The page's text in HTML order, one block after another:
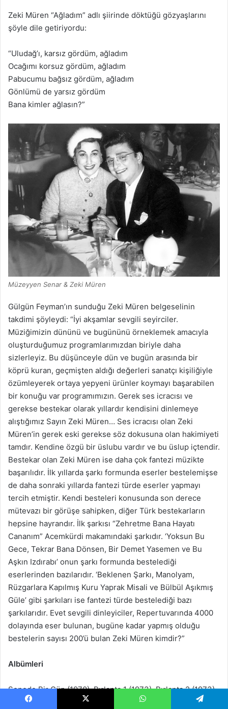
Zeki Müren “Ağladım” adlı şiirinde döktüğü gözyaşlarını
şöyle dile getiriyordu:
“Uludağ’ı, karsız gördüm, ağladım
Ocağımı korsuz gördüm, ağladım
Pabucumu bağsız gördüm, ağladım
Gönlümü de yarsız gördüm
Bana kimler ağlasın?”
Müzeyyen Senar & Zeki Müren
Gülgün Feyman’ın sunduğu Zeki Müren belgeselinin
takdimi şöyleydi: “İyi akşamlar sevgili seyirciler.
Müziğimizin dününü ve bugününü örneklemek amacıyla
oluşturduğumuz programlarımızdan biriyle daha
sizlerleyiz. Bu düşünceyle dün ve bugün arasında bir
köprü kuran, geçmişten aldığı değerleri sanatçı kişiliğiyle
özümleyerek ortaya yepyeni ürünler koymayı başarabilen
bir konuğu var programımızın. Gerek ses icracısı ve
gerekse bestekar olarak yıllardır kendisini dinlemeye
alıştığımız Sayın Zeki Müren… Ses icracısı olan Zeki
Müren’in gerek eski gerekse söz dokusuna olan hakimiyeti
tamdır. Kendine özgü bir üslubu vardır ve bu üslup içtendir.
Bestekar olan Zeki Müren ise daha çok fantezi müzikte
başarılıdır. İlk yıllarda şarkı formunda eserler bestelemişse
de daha sonraki yıllarda fantezi türde eserler yapmayı
tercih etmiştir. Kendi besteleri konusunda son derece
mütevazı bir görüşe sahipken, diğer Türk bestekarların
hepsine hayrandır. İlk şarkısı “Zehretme Bana Hayatı
Cananım” Acemkürdi makamındaki şarkıdır. ‘Yoksun Bu
Gece, Tekrar Bana Dönsen, Bir Demet Yasemen ve Bu
Aşkın Izdırabı’ onun şarkı formunda bestelediği
eserlerinden bazılarıdır. ‘Beklenen Şarkı, Manolyam,
Rüzgarlara Kapılmış Kuru Yaprak Misali ve Bülbül Aşıkmış
Güle’ gibi şarkıları ise fantezi türde bestelediği bazı
şarkılarıdır. Evet sevgili dinleyiciler, Repertuvarında 4000
dolayında eser bulunan, bugüne kadar yapmış olduğu
bestelerin sayısı 200’ü bulan Zeki Müren kimdir?”
Albümleri
Senede Bir Gün (1970), Pırlanta 1 (1973), Pırlanta 2 (1973),
Pırlanta 3 (1973), Pırlanta 4 (1973), Hatıra (1973), Anılarım